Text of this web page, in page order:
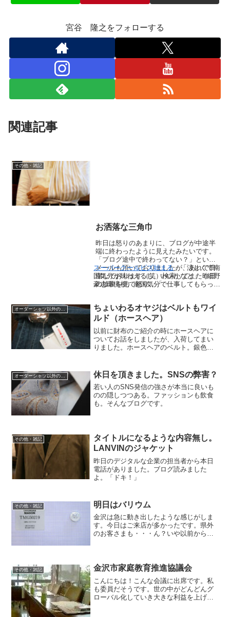
宮谷 隆之をフォローする
関連記事
その他・雑記
お洒落な三角巾
昨日は怒りのあまりに、ブログが中途半
端に終わったように見えたみたいです。
「ブログ途中で終わってない？」という
メールも頂いておりましたが、あれで簡
潔しております（笑）検索してまた昨日
の放映を見て怒り。「
スーパークールビズ始まる」「涼しくて南
国気分が味わえるし、いいかなと」（細野
豪志環境相）南国気分で仕事してもらっち
ありますが。まぁそうだったらどっちもど
っちですわ。個人のFBページにもこの話
題を上げましたが、現政権に投票したこと
を詫びる人も（笑）いや私に詫びられて
も。今日はちょっとお洒落しました。服屋
ですから当たり前なのですが。
オーダーシャツ以外のファッション
ちょいわるオヤジはベルトもワイ
ルド（ホースヘア）
以前に財布のご紹介の時にホースヘアに
ついてお話をしましたが、入荷してまい
りました。ホースヘアのベルト。銀色の
ベルトって結構悩むのですよね。あまり
ドレッシーなものでは駄目...
休日を頂きました。SNSの弊害？
若い人のSNS発信の強さが本当に良いも
のの隠しつつある。ファッションも飲食
も。そんなブログです。
その他・雑記
タイトルになるような内容無し。
LANVINのジャケット
昨日のデジタルな企業の担当者から本日
電話がありました。ブログ読みました
よ。「ドキ！」
その他・雑記 明日はバリウム
金沢は急に動き出したような感じがしま
す。今日はご来店が多かったです。県外
のお客さまも・・・ん？いや以前からの
たこれから飲みに行くとい...
その他・雑記 金沢市家庭教育推進協議会
こんにちは！こんな会議に出席です。私
も委員だそうです。世の中がどんどんグ
ローバル化していき大きな利益を上げる